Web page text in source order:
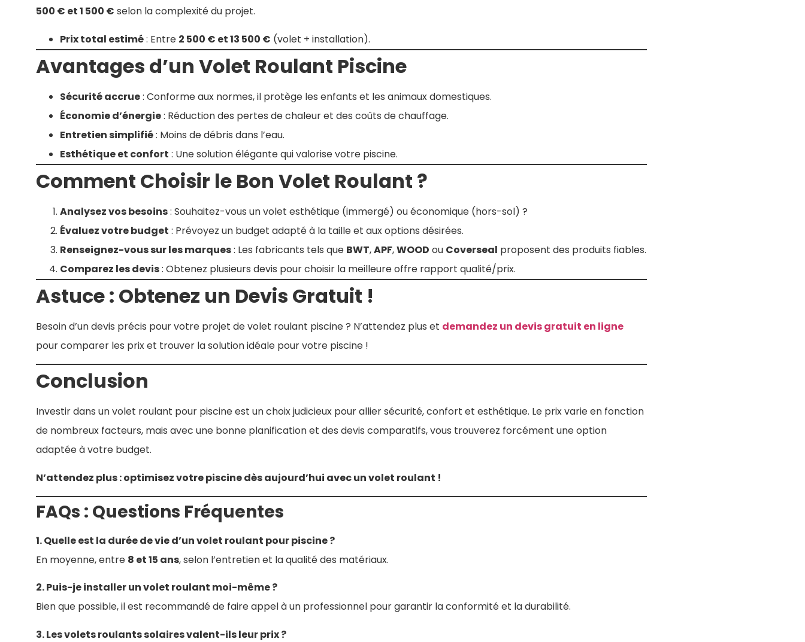
500 € et 1 500 € selon la complexité du projet.
Prix total estimé: Entre 2 500 € et 13 500 € (volet + installation).
Avantages d’un Volet Roulant Piscine
Sécurité accrue: Conforme aux normes, il protège les enfants et les animaux domestiques.
Économie d’énergie: Réduction des pertes de chaleur et des coûts de chauffage.
Entretien simplifié: Moins de débris dans l’eau.
Esthétique et confort : Une solution élégante qui valorise votre piscine.
Comment Choisir le Bon Volet Roulant ?
Analysez vos besoins: Souhaitez-vous un volet esthétique (immergé) ou économique (hors-sol) ?
Évaluez votre budget : Prévoyez un budget adapté à la taille et aux options désirées.
Renseignez-vous sur les marques: Les fabricants tels que BWT,APF,WOOD ou Coverseal proposent des produits fiables.
Comparez les devis: Obtenez plusieurs devis pour choisir la meilleure offre rapport qualité/prix.
Astuce : Obtenez un Devis Gratuit !
Besoin d’un devis précis pour votre projet de volet roulant piscine ? N’attendez plus et demandez un devis gratuit en ligne
pour comparer les prix et trouver la solution idéale pour votre piscine !
Conclusion
Investir dans un volet roulant pour piscine est un choix judicieux pour allier sécurité, confort et esthétique. Le prix varie en fonction
de nombreux facteurs, mais avec une bonne planification et des devis comparatifs, vous trouverez forcément une option
adaptée à votre budget.
N’attendez plus : optimisez votre piscine dès aujourd’hui avec un volet roulant !
FAQs : Questions Fréquentes
1. Quelle est la durée de vie d’un volet roulant pour piscine ?
En moyenne, entre 8 et 15 ans, selon l’entretien et la qualité des matériaux.
2. Puis-je installer un volet roulant moi-même ?
Bien que possible, il est recommandé de faire appel à un professionnel pour garantir la conformité et la durabilité.
3. Les volets roulants solaires valent-ils leur prix ?